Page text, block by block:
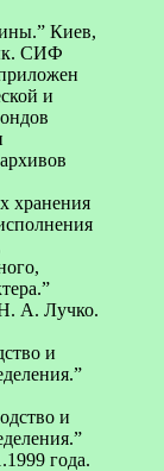
Киев,
CИФ
и
хранения
А. Лучко.
и
и
года.